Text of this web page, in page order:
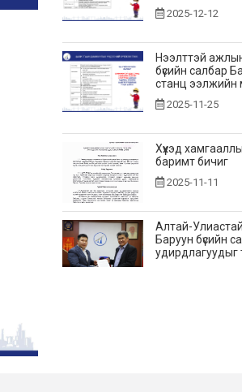
2025-12-12
Нээлттэй
бүсийн салбар
станц ээлжийн
2025-11-25
Хүүхэд
баримт бичиг
2025-11-11
Алтай-
Баруун бүсийн
удирдлагуудыг